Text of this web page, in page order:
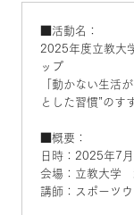
■活動名：
2025年度立教大
ップ
「動かない生活
とした習慣”のす
■概要：
日時：2025年7
会場：立教大
講師：スポー